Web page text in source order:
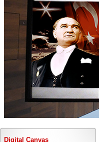
Digital Canvas